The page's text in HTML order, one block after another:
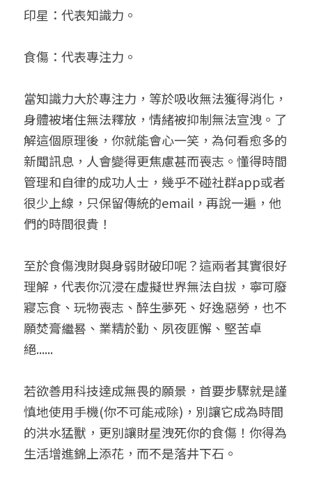
印星：代表知識力。
食傷：代表專注力。
當知識力大於專注力，等於吸收無法獲得消化，
身體被堵住無法釋放，情緒被抑制無法宣洩。了
解這個原理後，你就能會心一笑，為何看愈多的
新聞訊息，人會變得更焦慮甚而喪志。懂得時間
管理和自律的成功人士，幾乎不碰社群app或者
很少上線，只保留傳統的email，再說一遍，他
們的時間很貴！
至於食傷洩財與身弱財破印呢？這兩者其實很好
理解，代表你沉浸在虛擬世界無法自拔，寧可廢
寢忘食、玩物喪志、醉生夢死、好逸惡勞，也不
願焚膏繼晷、業精於勤、夙夜匪懈、堅苦卓
絕......
若欲善用科技達成無畏的願景，首要步驟就是謹
慎地使用手機(你不可能戒除)，別讓它成為時間
的洪水猛獸，更別讓財星洩死你的食傷！你得為
生活增進錦上添花，而不是落井下石。